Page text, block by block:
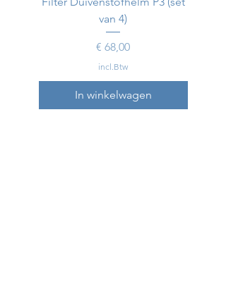
van 4)
Prijs
€ 68,00
incl.Btw
In winkelwagen